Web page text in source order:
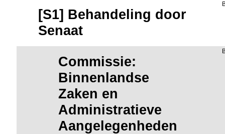
[S1] Behandeling door
Senaat
Commissie:
Binnenlandse
Zaken en
Administratieve
Aangelegenheden